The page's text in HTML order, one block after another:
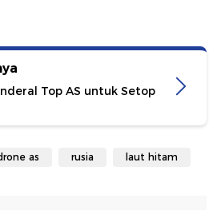
Top AS untuk Setop
as rusia laut hitam